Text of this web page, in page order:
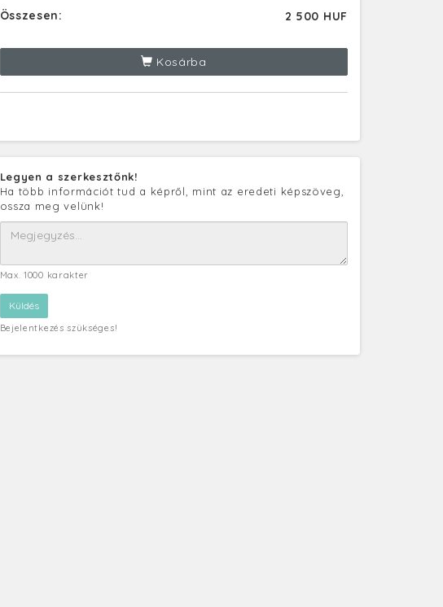
Összesen: 2 500 HUF
Kosárba
Legyen a szerkesztőnk!
Ha több információt tud a képről, mint az eredeti képszöveg,
ossza meg velünk!
Max. 1000 karakter
Bejelentkezés szükséges!